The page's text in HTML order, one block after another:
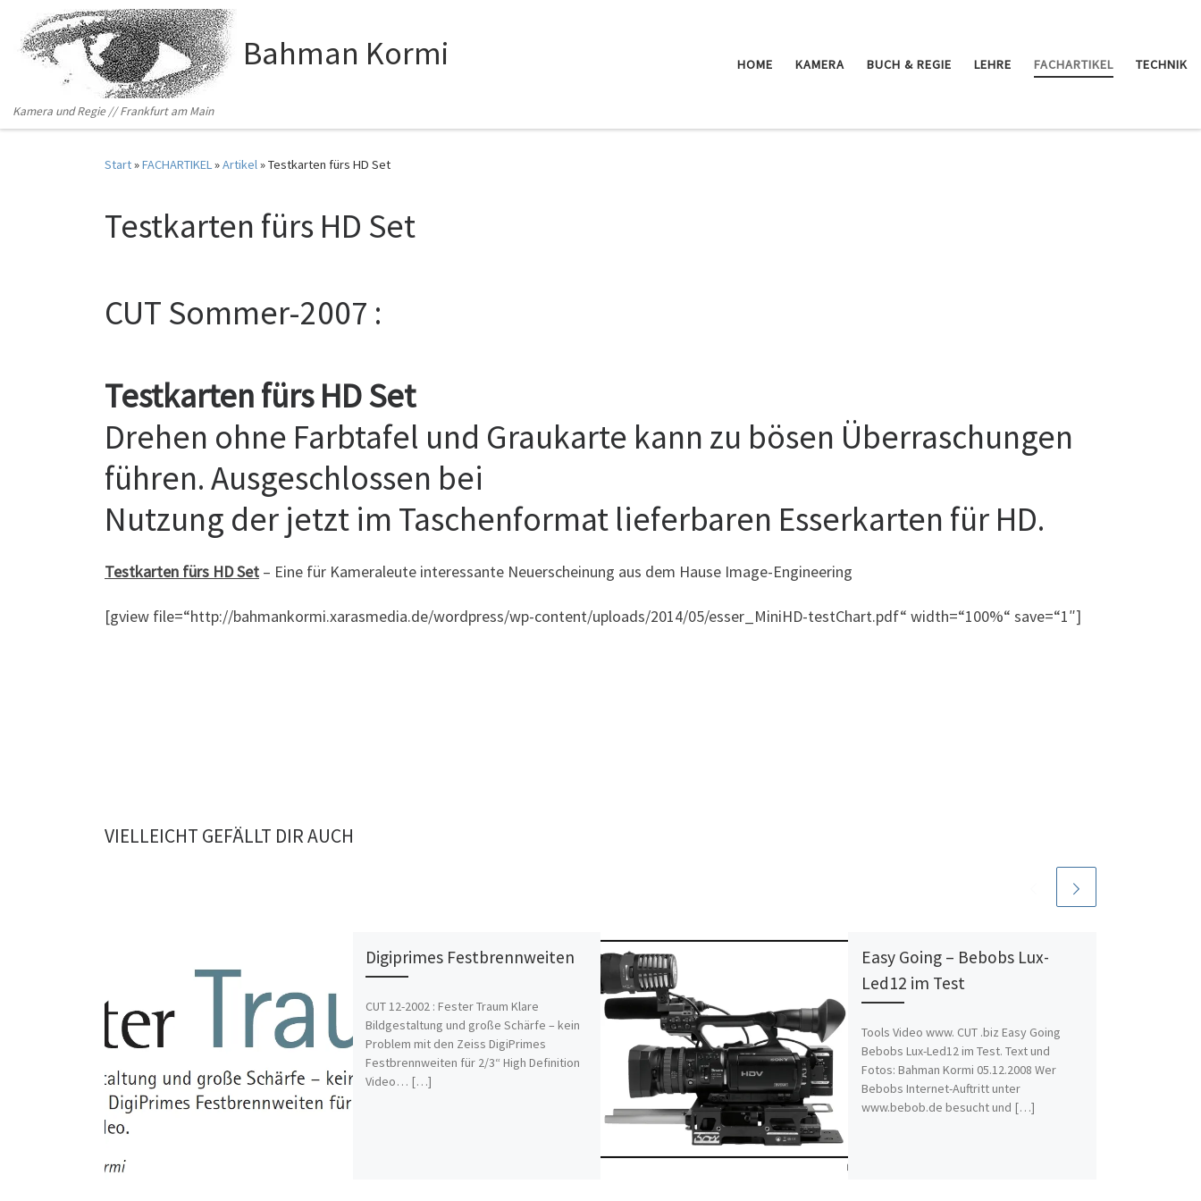
Zum Inhalt springen
Bahman Kormi
Kamera und Regie // Frankfurt am Main
HOME KAMERA BUCH & REGIE LEHRE FACHARTIKEL TECHNIK
Start»FACHARTIKEL»Artikel»Testkarten fürs HD Set
Testkarten fürs HD Set
CUT Sommer-2007 :
Testkarten fürs HD Set
Drehen ohne Farbtafel und Graukarte kann zu bösen Überraschungen
führen. Ausgeschlossen bei
Nutzung der jetzt im Taschenformat lieferbaren Esserkarten für HD.
Testkarten fürs HD Set – Eine für Kameraleute interessante Neuerscheinung aus dem Hause Image-Engineering
[gview file=“http://bahmankormi.xarasmedia.de/wordpress/wp-content/uploads/2014/05/esser_MiniHD-testChart.pdf“ width=“100%“ save=“1″]
VIELLEICHT GEFÄLLT DIR AUCH
Digiprimes Festbrennweiten
CUT 12-2002 : Fester Traum Klare
Bildgestaltung und große Schärfe – kein
Problem mit den Zeiss DigiPrimes
Festbrennweiten für 2/3“ High Definition
Video… […]
Easy Going – Bebobs Lux-
Led12 im Test
Tools Video www. CUT .biz Easy Going
Bebobs Lux-Led12 im Test. Text und
Fotos: Bahman Kormi 05.12.2008 Wer
Bebobs Internet-Auftritt unter
www.bebob.de besucht und […]